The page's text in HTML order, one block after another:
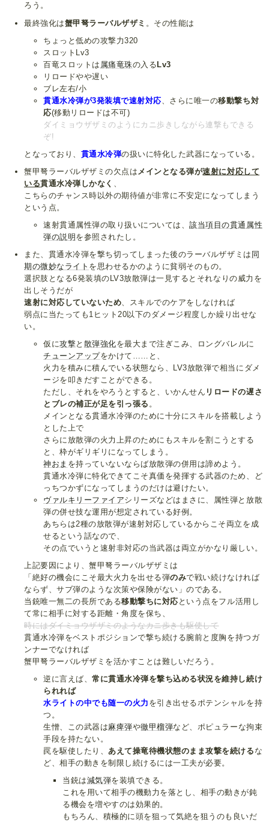
ろう。
最終強化は蟹甲弩ラーバルザザミ 。その性能は
ちょっと低めの攻撃力320
スロットLv3
百竜スロットは 属痛竜珠の入るLv3
リロードやや遅い
ブレ左右/小
貫通水冷弾が3発装填で速射対応 、さらに唯一の移動撃ち対
応(移動リロードは不可)
ダイミョウザザミのようにカニ歩きしながら連撃もできる
ぞ!
となっており、 貫通水冷弾の扱いに特化した武器になっている。
蟹甲弩ラーバルザザミの欠点は メインとなる弾が速射に対応して
いる貫通水冷弾しかなく
こちらのチャンス時以外の期待値が非常に不安定になってしまう
という点。
速射貫通属性弾の取り扱いについては、該当項目の貫通属性
弾の説明 を参照されたし。
また、貫通水冷弾を撃ち切ってしまった後のラーバルザザミは 同
期の微妙なライト を思わせるかのように貧弱そのもの。
選択肢となる6発装填のLV3放散弾は一見するとそれなりの威力を
出しそうだが
速射に対応していないため、スキルでのケアをしなければ
弱点に当たっても1ヒット20以下のダメージ程度しか繰り出せな
い。
仮に攻撃と 散弾強化を最大まで注ぎこみ、ロングバレルに
チューンアップをかけて……と、
火力を積みに積んでいる状態なら、LV3放散弾で相当にダメ
ージを叩きだすことができる。
ただし、それをやろうとすると、いかんせん リロードの遅さ
とブレの補正が足を引っ張る 。
メインとなる貫通水冷弾のために十分にスキルを搭載しよう
とした上で
さらに放散弾の火力上昇のためにもスキルを割こうとする
と、枠がギリギリになってしまう。
神おま を持っていないならば放散弾の併用は諦めよう。
貫通水冷弾に特化できてこそ真価を発揮する武器のため、ど
っちつかずになってしまうのだけは避けたい。
ヴァルキリーファイアシリーズなどはまさに、属性弾と放散
弾の併せ技な運用が想定されている好例。
あちらは2種の放散弾が速射対応しているからこそ両立を成
せるという話なので、
その点でいうと速射非対応の当武器は両立がかなり厳しい。
上記要因により、蟹甲弩ラーバルザザミは
「絶好の機会にこそ最大火力を出せる弾のみで戦い続けなければ
ならず、サブ弾のような次策や保険がない」のである。
当銃唯一無二の長所である移動撃ちに対応 という点をフル活用し
て常に相手に対する距離・角度を保ち、
時にはダイミョウザザミのようなカニ歩きも駆使して
貫通水冷弾をベストポジションで撃ち続ける腕前と度胸を持つガ
ンナーでなければ
蟹甲弩ラーバルザザミを活かすことは難しいだろう。
逆に言えば、常に貫通水冷弾を撃ち込める状況を維持し続け
られれば
水ライトの中でも随一の火力 を引き出せるポテンシャルを持
つ。
生憎、この武器は麻痺弾や徹甲榴弾など、ポピュラーな拘束
手段を持たない。
罠を駆使したり、あえて操竜待機状態のまま攻撃を続ける な
ど、相手の動きを制限し続けるには一工夫が必要。
当銃は減気弾を装填できる。
これを用いて相手の機動力を落とし、相手の動きが鈍
る機会を増やすのは効果的。
もちろん、積極的に頭を狙って気絶を狙うのも良いだ